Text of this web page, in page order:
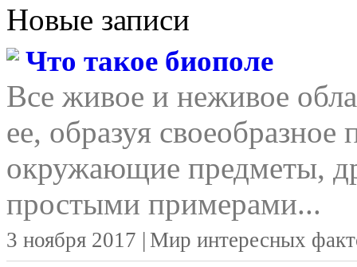
Новые записи
Что такое биополе
Все живое и неживое
ее, образуя своеобразное
окружающие предметы,
простыми примерами...
3 ноября 2017 | Мир интересных